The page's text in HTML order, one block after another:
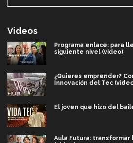
Videos
Programa enlace: para
siguiente nivel (video)
¿Quieres emprender?
Innovación del Tec
El joven que hizo del
Aula Futura: